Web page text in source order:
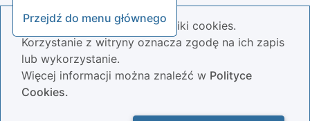
Przejdź do menu głównego
Nasza strona wykorzystuje pliki cookies.
Korzystanie z witryny oznacza zgodę na ich zapis
lub wykorzystanie.
Więcej informacji można znaleźć w Polityce
Cookies.